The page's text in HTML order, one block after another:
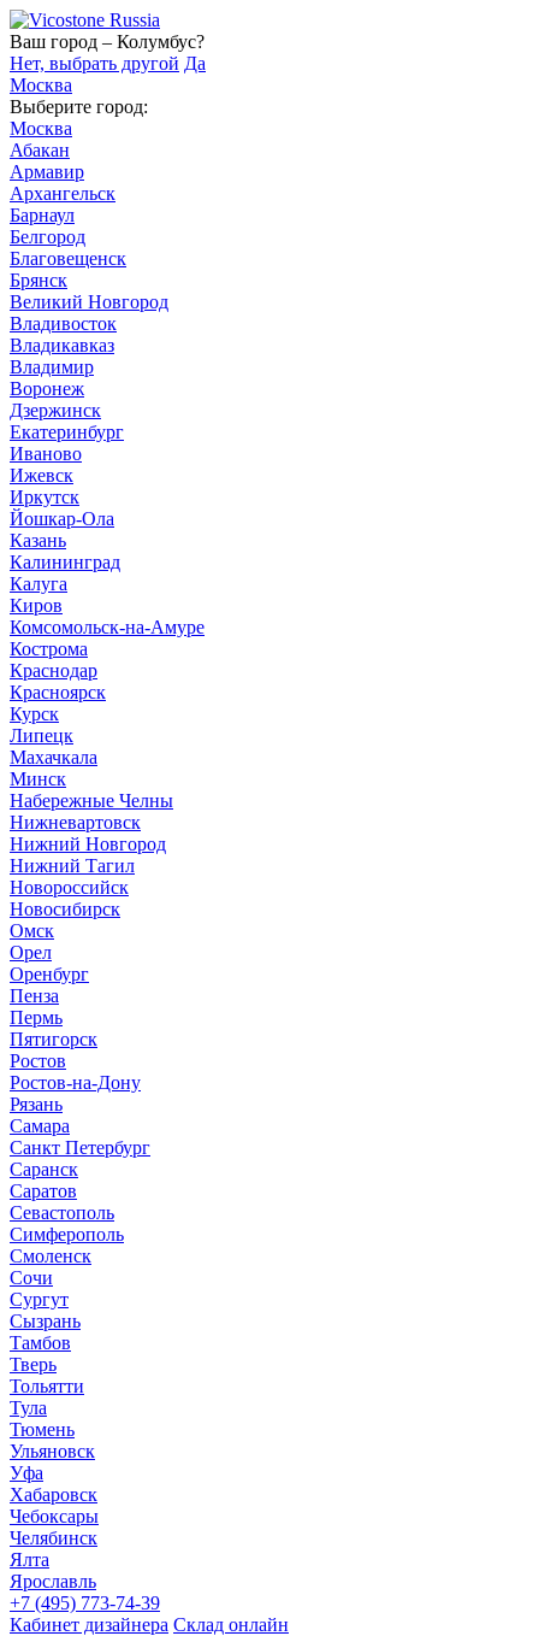
Ваш город – Колумбус?
Нет, выбрать другой Да
Москва
Выберите город:
Москва
Абакан
Армавир
Архангельск
Барнаул
Белгород
Благовещенск
Брянск
Великий Новгород
Владивосток
Владикавказ
Владимир
Воронеж
Дзержинск
Екатеринбург
Иваново
Ижевск
Иркутск
Йошкар-Ола
Казань
Калининград
Калуга
Киров
Комсомольск-на-Амуре
Кострома
Краснодар
Красноярск
Курск
Липецк
Махачкала
Минск
Набережные Челны
Нижневартовск
Нижний Новгород
Нижний Тагил
Новороссийск
Новосибирск
Омск
Орел
Оренбург
Пенза
Пермь
Пятигорск
Ростов
Ростов-на-Дону
Рязань
Самара
Санкт Петербург
Саранск
Саратов
Севастополь
Симферополь
Смоленск
Сочи
Сургут
Сызрань
Тамбов
Тверь
Тольятти
Тула
Тюмень
Ульяновск
Уфа
Хабаровск
Чебоксары
Челябинск
Ялта
Ярославль
+7 (495) 773-74-39
Кабинет дизайнера Склад онлайн